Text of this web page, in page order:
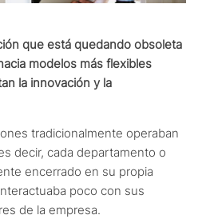
que está quedando obsoleta
modelos más flexibles
la innovación y la
tradicionalmente operaban
decir, cada departamento o
encerrado en su propia
poco con sus
de la empresa.